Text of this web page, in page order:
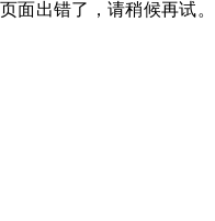
页面出错了，请稍候再试。